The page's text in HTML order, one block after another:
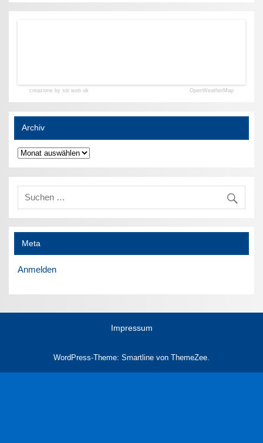
creazione by siti web ok OpenWeatherMap
Archiv
Archiv
Meta
Anmelden
Impressum
WordPress-Theme: Smartline von ThemeZee.